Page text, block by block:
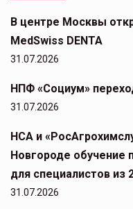
В центре Москвы
MedSwiss DENTA
31.07.2026
НПФ «Социум»
31.07.2026
НСА и
Новгороде обучение
для специалистов из
31.07.2026